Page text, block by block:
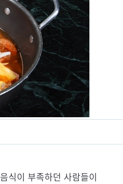
식이 부족하던 사람들이